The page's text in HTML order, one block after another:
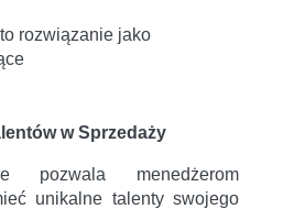
rozwiązanie jako
w Sprzedaży
pozwala menedżerom
unikalne talenty swojego